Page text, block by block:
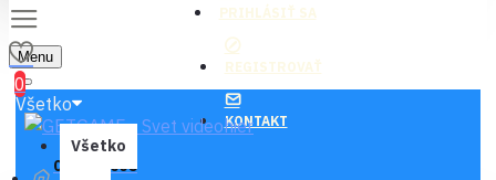
PRIHLÁSIŤ SA
REGISTROVAŤ
KONTAKT
Menu
0
0 ks - 0,00€
Všetko
Všetko